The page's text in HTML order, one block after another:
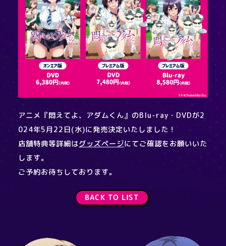
アニメ『悶えてよ、アダムくん』のBlu-ray・DVDが2
024年5月22日(水)に発売決定いたしました！
店舗特典等詳細はグッズページにてご確認をお願いいた
します。
ご予約お待ちしております。
BACK TO LIST